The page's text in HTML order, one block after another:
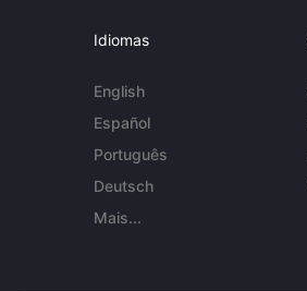
Idiomas
English
Español
Português
Deutsch
Mais...